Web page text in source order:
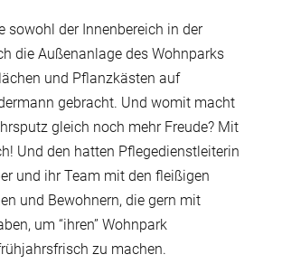
sowohl der Innenbereich in der
die Außenanlage des Wohnparks
und Pflanzkästen auf
gebracht. Und womit macht
gleich noch mehr Freude? Mit
Und den hatten Pflegedienstleiterin
und ihr Team mit den fleißigen
und Bewohnern, die gern mit
um “ihren” Wohnpark
zu machen.